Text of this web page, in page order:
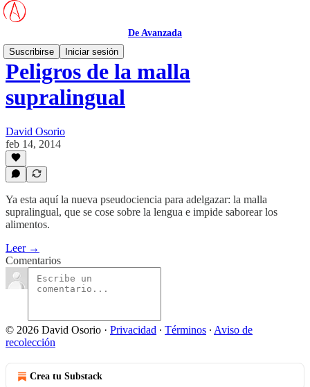
De Avanzada
Suscribirse
Iniciar sesión
Peligros de la malla
supralingual
David Osorio
feb 14, 2014
Ya esta aquí la nueva pseudociencia para adelgazar: la malla
supralingual, que se cose sobre la lengua e impide saborear los
alimentos.
Leer →
Comentarios
© 2026 David Osorio · Privacidad ∙ Términos ∙ Aviso de
recolección
Crea tu Substack